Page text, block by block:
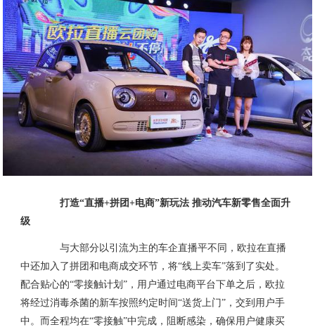
打造“直播+拼团+电商”新玩法 推动汽车新零售全面升
级
与大部分以引流为主的车企直播平不同，欧拉在直播
中还加入了拼团和电商成交环节，将“线上卖车”落到了实处。
配合贴心的“零接触计划”，用户通过电商平台下单之后，欧拉
将经过消毒杀菌的新车按照约定时间“送货上门”，交到用户手
中。而全程均在“零接触”中完成，阻断感染，确保用户健康买